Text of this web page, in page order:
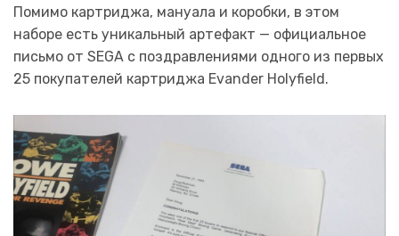
Помимо картриджа, мануала и коробки, в этом
наборе есть уникальный артефакт — официальное
письмо от SEGA с поздравлениями одного из первых
25 покупателей картриджа Evander Holyfield.